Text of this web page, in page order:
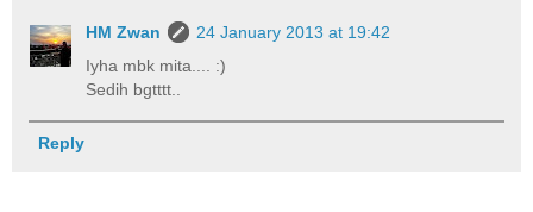
HM Zwan
24 January 2013 at 19:42
Iyha mbk mita.... :)
Sedih bgtttt..
Reply